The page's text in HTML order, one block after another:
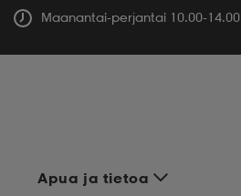
Maanantai-perjantai 10.00-14.00
Apua ja tietoa